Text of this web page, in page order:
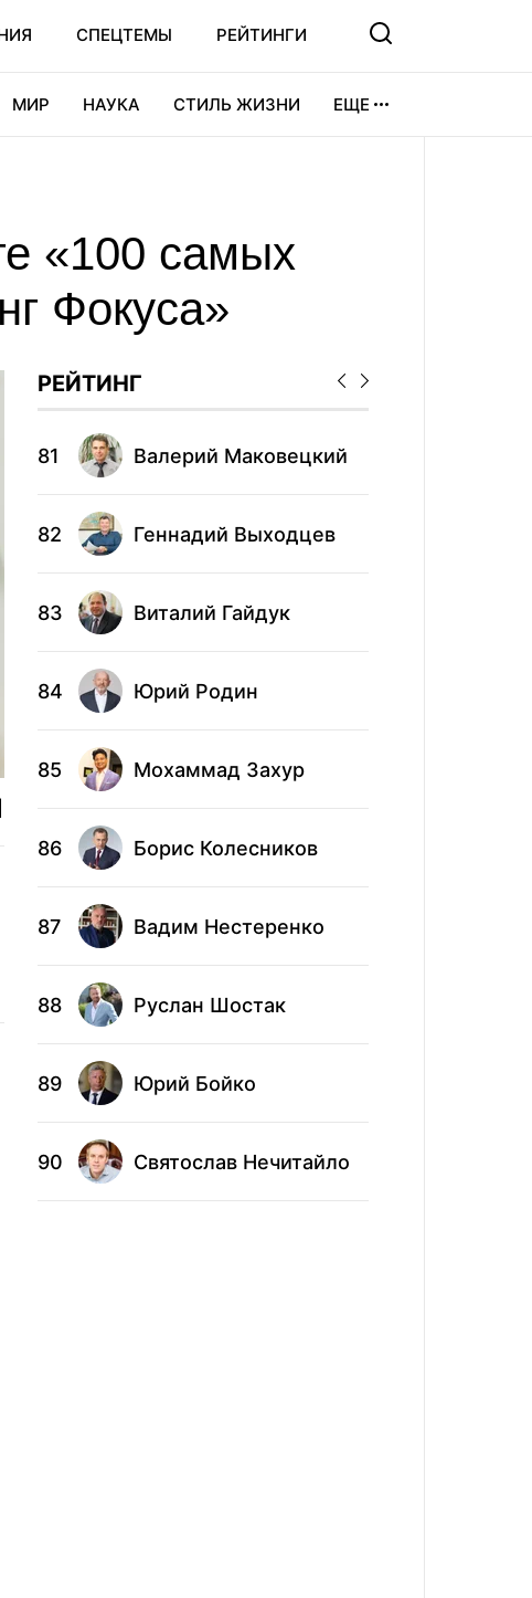
СПЕЦТЕМЫ РЕЙТИНГИ
МИР НАУКА СТИЛЬ ЖИЗНИ ЕЩЕ
«100 самых
Фокуса»
РЕЙТИНГ
81 Валерий Маковецкий
82 Геннадий Выходцев
83 Виталий Гайдук
84 Юрий Родин
85 Мохаммад Захур
86 Борис Колесников
87 Вадим Нестеренко
88 Руслан Шостак
89 Юрий Бойко
90 Святослав Нечитайло